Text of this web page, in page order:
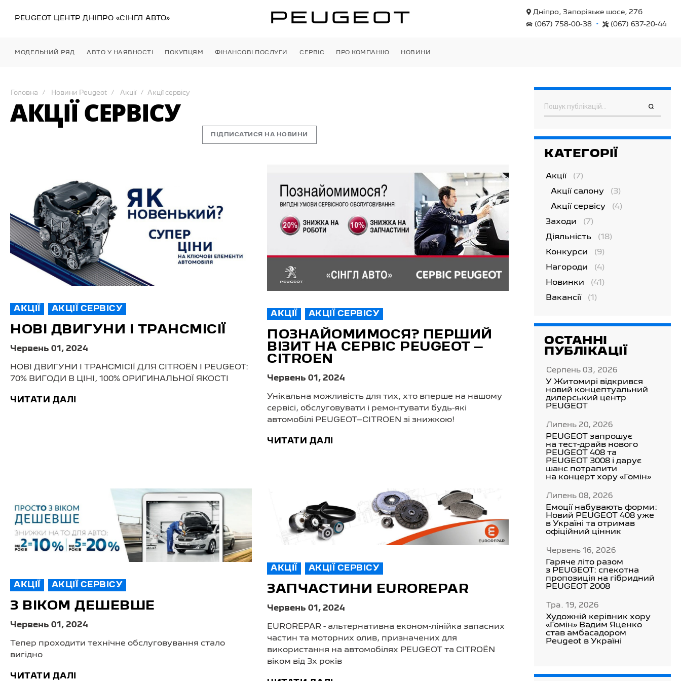
PEUGEOT ЦЕНТР ДНІПРО «СІНГЛ АВТО»
Дніпро, Запорізьке шосе, 27б
(067) 758-00-38
• (067) 637-20-44
МОДЕЛЬНИЙ РЯД АВТО У НАЯВНОСТІ ПОКУПЦЯМ ФІНАНСОВІ ПОСЛУГИ СЕРВІС ПРО КОМПАНІЮ НОВИНИ
Головна Новини Peugeot Акції Акції сервісу
АКЦІЇ СЕРВІСУ
ПІДПИСАТИСЯ НА НОВИНИ
АКЦІЇ АКЦІЇ СЕРВІСУ
НОВІ ДВИГУНИ І ТРАНСМІСІЇ
Червень 01, 2024
НОВІ ДВИГУНИ І ТРАНСМІСІЇ ДЛЯ CITROЁN І PEUGEOT:
70% ВИГОДИ В ЦІНІ, 100% ОРИГИНАЛЬНОЇ ЯКОСТІ
ЧИТАТИ ДАЛІ
АКЦІЇ АКЦІЇ СЕРВІСУ
ПОЗНАЙОМИМОСЯ? ПЕРШИЙ
ВІЗИТ НА СЕРВІС PEUGEOT –
CITROEN
Червень 01, 2024
Унікальна можливість для тих, хто вперше на нашому
сервісі, обслуговувати і ремонтувати будь-які
автомобілі PEUGEOT–СITROEN зі знижкою!
ЧИТАТИ ДАЛІ
АКЦІЇ АКЦІЇ СЕРВІСУ
З ВІКОМ ДЕШЕВШЕ
Червень 01, 2024
Тепер проходити технічне обслуговування стало
вигідно
ЧИТАТИ ДАЛІ
АКЦІЇ АКЦІЇ СЕРВІСУ
ЗАПЧАСТИНИ EUROREPAR
Червень 01, 2024
EUROREPAR - альтернативна економ-лінійка запасних
частин та моторних олив, призначених для
використання на автомобілях PEUGEOT та CITROËN
віком від 3х років
Пошук
КАТЕГОРІЇ
Акції (7)
Акції салону (3)
Акції сервісу (4)
Заходи (7)
Діяльність (18)
Конкурси (9)
Нагороди (4)
Новинки (41)
Вакансії (1)
ОСТАННІ
ПУБЛІКАЦІЇ
Серпень 03, 2026
У Житомирі відкрився
новий концептуальний
дилерський центр
PEUGEOT
Липень 20, 2026
PEUGEOT запрошує
на тест-драйв нового
PEUGEOT 408 та
PEUGEOT 3008 і дарує
шанс потрапити
на концерт хору «Гомін»
Липень 08, 2026
Емоції набувають форми:
Новий PEUGEOT 408 уже
в Україні та отримав
офіційний цінник
Червень 16, 2026
Гаряче літо разом
з PEUGEOT: спекотна
пропозиція на гібридний
PEUGEOT 2008
Тра. 19, 2026
Художній керівник хору
«Гомін» Вадим Яценко
став амбасадором
Peugeot в Україні